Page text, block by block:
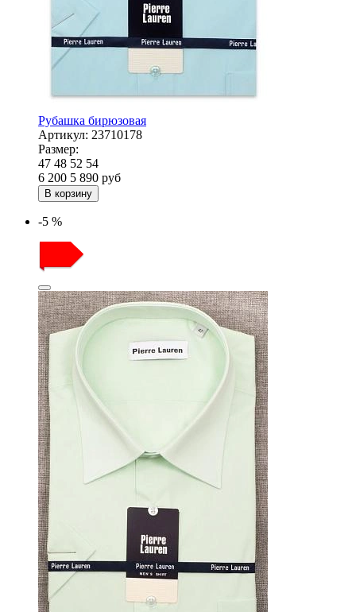
Рубашка бирюзовая
Артикул: 23710178
Размер:
47 48 52 54
6 200 5 890 руб
В корзину
-5 %